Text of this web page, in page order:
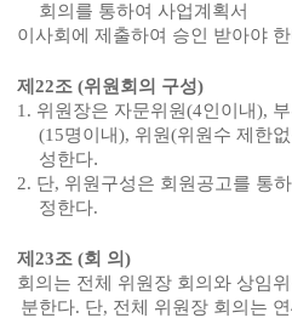
회의를 통하여 사업계획서
이사회에 제출하여 승인 받아야
제22조(위원회의 구성)
1. 위원장은 자문위원(4인이내),
(15명이내), 위원(위원수 제한
성한다.
2. 단, 위원구성은 회원공고를 통
정한다.
제23조(회 의)
회의는 전체 위원장 회의와 상임위
분한다. 단, 전체 위원장 회의는 연